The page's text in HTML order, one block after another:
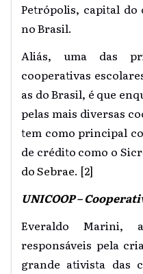
Petrópolis, capital
no Brasil.
Aliás, uma das
cooperativas
as do Brasil, é que
pelas mais diversas
tem como principal
de crédito como o
do Sebrae. [2]
UNICOOP –
Everaldo
responsáveis pela
grande ativista das